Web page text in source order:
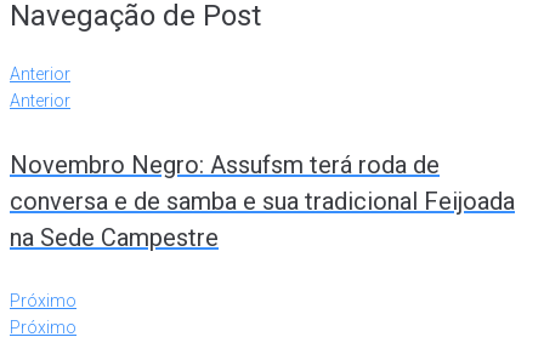
Navegação de Post
Anterior
Anterior
Novembro Negro: Assufsm terá roda de
conversa e de samba e sua tradicional Feijoada
na Sede Campestre
Próximo
Próximo